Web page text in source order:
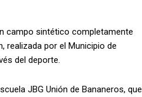
campo sintético completamente
realizada por el Municipio de
del deporte.
JBG Unión de Bananeros, que